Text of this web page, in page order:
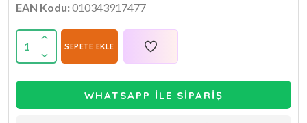
EAN Kodu:010343917477
1 SEPETE EKLE
WHATSAPP İLE SİPARİŞ